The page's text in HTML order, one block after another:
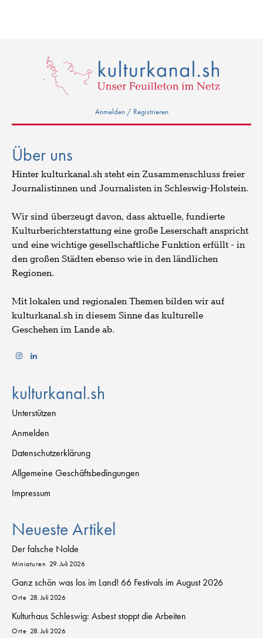
Anmelden / Registrieren
Über uns
Hinter kulturkanal.sh steht ein Zusammenschluss freier
Journalistinnen und Journalisten in Schleswig-Holstein.
Wir sind überzeugt davon, dass aktuelle, fundierte
Kulturberichterstattung eine große Leserschaft anspricht
und eine wichtige gesellschaftliche Funktion erfüllt - in
den großen Städten ebenso wie in den ländlichen
Regionen.
Mit lokalen und regionalen Themen bilden wir auf
kulturkanal.sh in diesem Sinne das kulturelle
Geschehen im Lande ab.
kulturkanal.sh
Unterstützen
Anmelden
Datenschutzerklärung
Allgemeine Geschäftsbedingungen
Impressum
Neueste Artikel
Der falsche Nolde
Miniaturen 29. Juli 2026
Ganz schön was los im Land! 66 Festivals im August 2026
Orte 28. Juli 2026
Kulturhaus Schleswig: Asbest stoppt die Arbeiten
Orte 28. Juli 2026